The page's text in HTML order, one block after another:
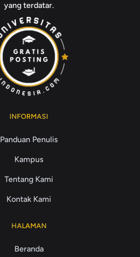
yang terdatar.
INFORMASI
Panduan Penulis
Kampus
Tentang Kami
Kontak Kami
HALAMAN
Beranda